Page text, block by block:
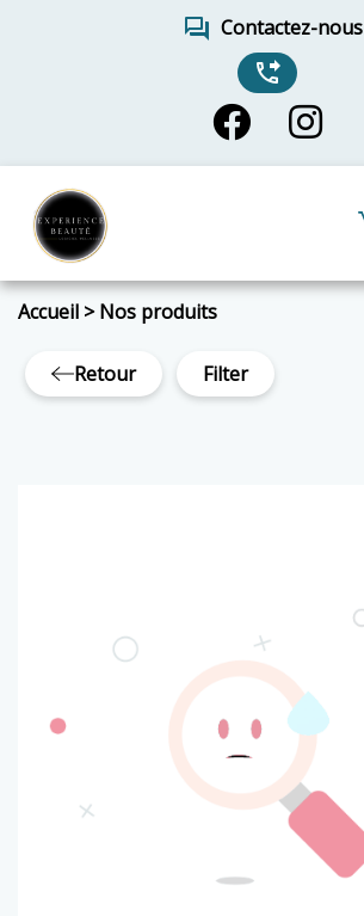
forum Contactez-nous
phone_forwarded
Accueil >Nos produits
Retour Filter